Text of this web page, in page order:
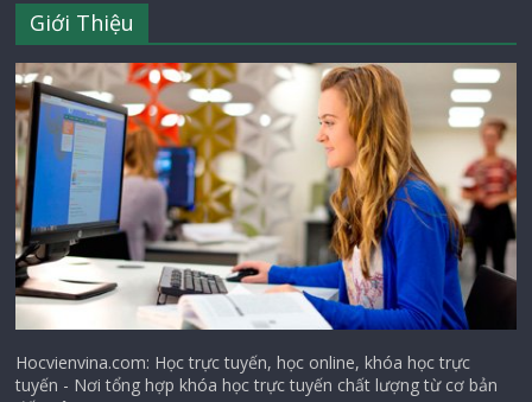
Giới Thiệu
Hocvienvina.com: Học trực tuyến, học online, khóa học trực
tuyến - Nơi tổng hợp khóa học trực tuyến chất lượng từ cơ bản